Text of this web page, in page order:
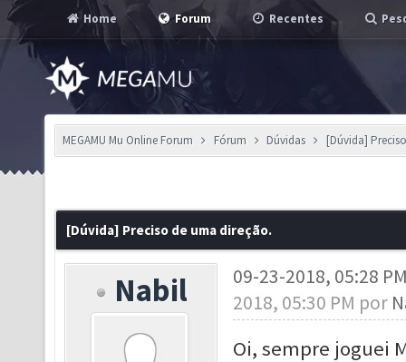
Home Forum Recentes
MEGAMU Mu Online Forum Fórum Dúvidas [Dúvida]
[Dúvida] Preciso de uma direção.
Nabil
09-23-2018, 05:28
2018, 05:30 PM por
Oi, sempre joguei